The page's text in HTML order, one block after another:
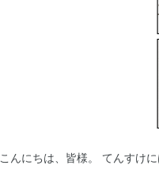
こんにちは、皆様。 てんすけ